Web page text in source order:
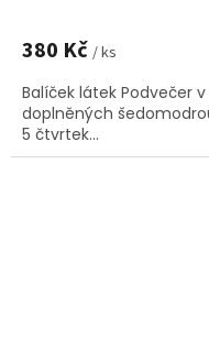
380 Kč / ks
Balíček látek Podvečer
doplněných
5 čtvrtek...